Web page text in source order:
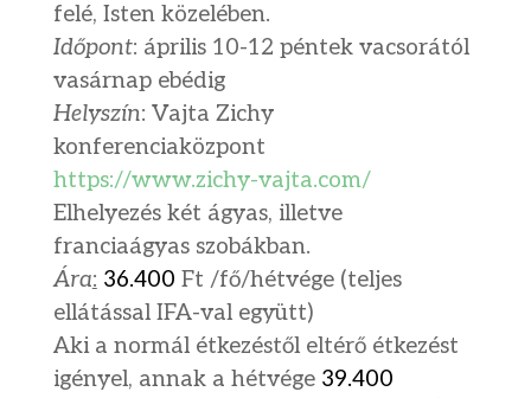
felé, Isten közelében.
Időpont: április 10-12 péntek vacsorától
vasárnap ebédig
Helyszín: Vajta Zichy
konferenciaközpont
https://www.zichy-vajta.com/
Elhelyezés két ágyas, illetve
franciaágyas szobákban.
Ára: 36.400 Ft /fő/hétvége (teljes
ellátással IFA-val együtt)
Aki a normál étkezéstől eltérő étkezést
igényel, annak a hétvége 39.400